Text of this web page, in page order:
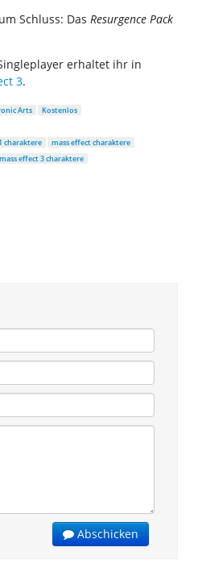
Schluss: Das Resurgence Pack
erhaltet ihr in
3.
Arts
Kostenlos
charaktere
mass effect charaktere
mass effect 3 charaktere
Abschicken